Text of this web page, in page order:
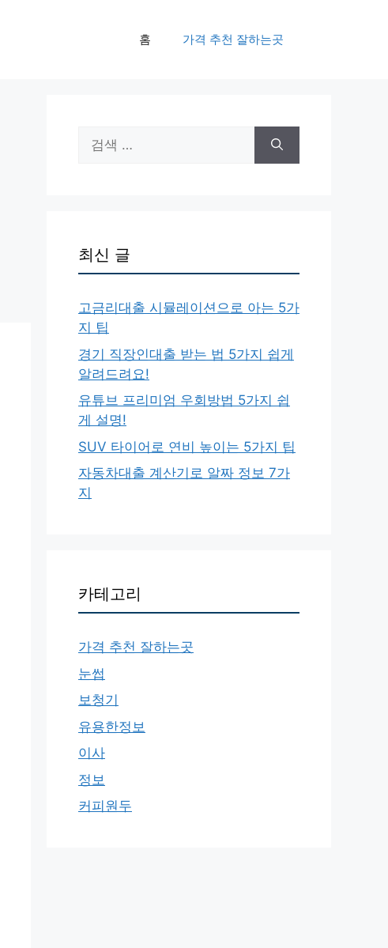
홈 가격 추천 잘하는곳
색:
최신 글
고금리대출 시뮬레이션으로 아는 5가
지 팁
경기 직장인대출 받는 법 5가지 쉽게
알려드려요!
유튜브 프리미엄 우회방법 5가지 쉽
게 설명!
SUV 타이어로 연비 높이는 5가지 팁
자동차대출 계산기로 알짜 정보 7가
지
카테고리
가격 추천 잘하는곳
눈썹
보청기
유용한정보
이사
정보
커피원두